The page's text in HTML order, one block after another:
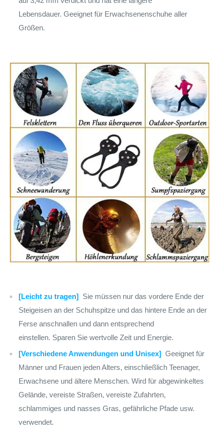
Lebensdauer. Geeignet für Erwachsenenschuhe aller
Größen.
[Leicht zu tragen] Sie müssen nur das vordere Ende der
Steigeisen an der Schuhspitze und das hintere Ende an der
Ferse anschnallen und dann entsprechend
einstellen. Sparen Sie wertvolle Zeit und Energie.
[Verschiedene Anwendungen und Unisex] Geeignet für
Männer und Frauen jeden Alters, einschließlich Teenager,
Erwachsene und ältere Menschen. Wird für abgewinkeltes
Gelände, vereiste Straßen, vereiste Zufahrten,
schlammiges und nasses Gras, gefährliche Pfade usw.
verwendet.